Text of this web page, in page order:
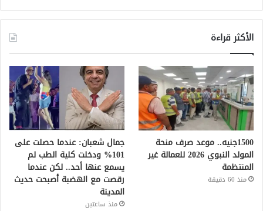
الأكثر قراءة
1500جنيه.. موعد صرف منحة
المولد النبوي 2026 للعمالة غير
المنتظمة
منذ 60 دقيقة
جمال شعبان: عندما حصلت على
101% ودخلت كلية الطب لم
يسمع عنها أحد.. لكن عندما
رقصت مع الهضبة أصبحت حديث
المدينة
منذ ساعتين